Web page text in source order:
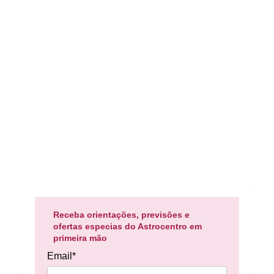
Receba orientações, previsões e
ofertas especias do Astrocentro em
primeira mão
Email*